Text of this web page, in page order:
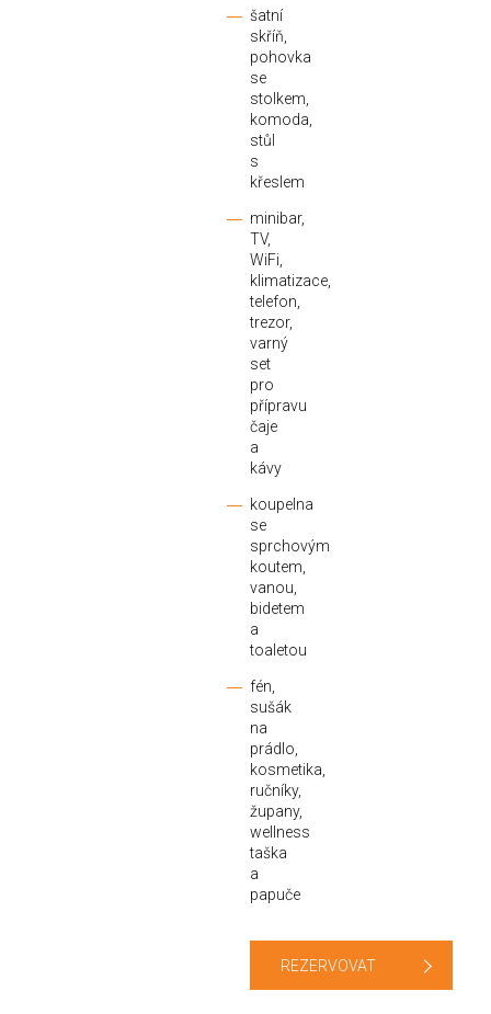
šatní
skříň,
pohovka
se
stolkem,
komoda,
stůl
s
křeslem
minibar,
TV,
WiFi,
klimatizace,
telefon,
trezor,
varný
set
pro
přípravu
čaje
a
kávy
koupelna
se
sprchovým
koutem,
vanou,
bidetem
a
toaletou
fén,
sušák
na
prádlo,
kosmetika,
ručníky,
župany,
wellness
taška
a
papuče
REZERVOVAT